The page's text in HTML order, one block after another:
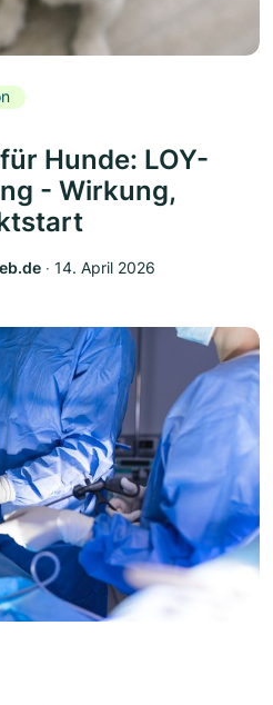
Hunde: LOY-
- Wirkung,
‧ 14. April 2026